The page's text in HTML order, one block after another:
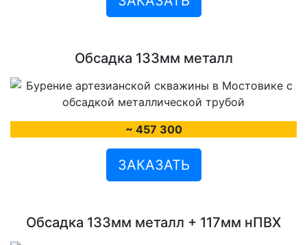
Обсадка 133мм металл
~ 457 300
ЗАКАЗАТЬ
Обсадка 133мм металл + 117мм нПВХ